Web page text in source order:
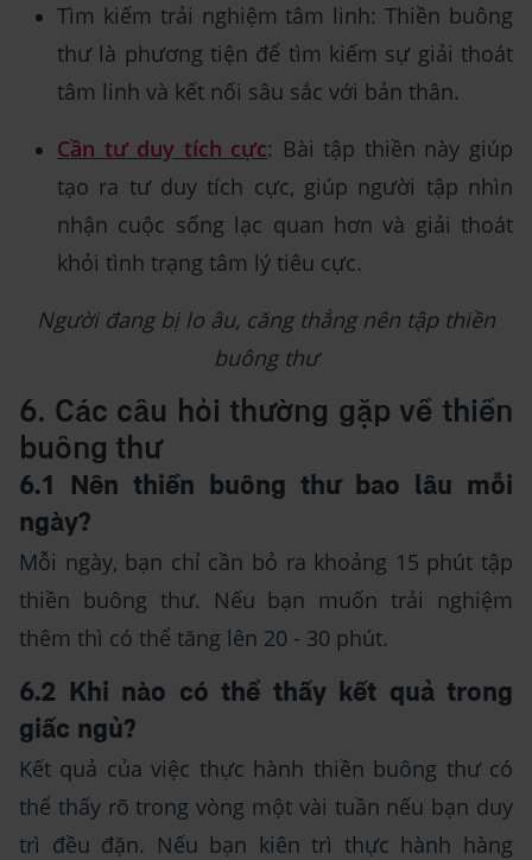
Tìm kiếm trải nghiệm tâm linh: Thiền buông
thư là phương tiện để tìm kiếm sự giải thoát
tâm linh và kết nối sâu sắc với bản thân.
Cần tư duy tích cực: Bài tập thiền này giúp
tạo ra tư duy tích cực, giúp người tập nhìn
nhận cuộc sống lạc quan hơn và giải thoát
khỏi tình trạng tâm lý tiêu cực.
Người đang bị lo âu, căng thẳng nên tập thiền
buông thư
6. Các câu hỏi thường gặp về thiền
buông thư
6.1 Nên thiền buông thư bao lâu mỗi
ngày?
Mỗi ngày, bạn chỉ cần bỏ ra khoảng 15 phút tập
thiền buông thư. Nếu bạn muốn trải nghiệm
thêm thì có thể tăng lên 20 - 30 phút.
6.2 Khi nào có thể thấy kết quả trong
giấc ngủ?
Kết quả của việc thực hành thiền buông thư có
thể thấy rõ trong vòng một vài tuần nếu bạn duy
trì đều đặn. Nếu bạn kiên trì thực hành hàng